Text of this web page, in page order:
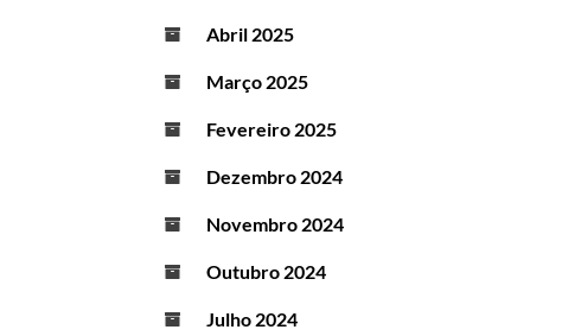
Abril 2025
Março 2025
Fevereiro 2025
Dezembro 2024
Novembro 2024
Outubro 2024
Julho 2024